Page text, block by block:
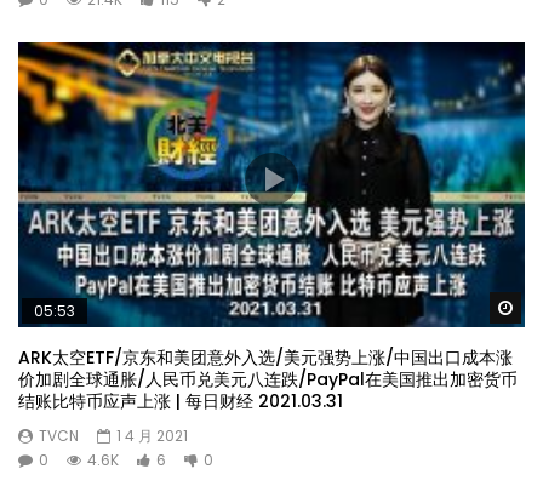
05:53
ARK太空ETF/京东和美团意外入选/美元强势上涨/中国出口成本涨
价加剧全球通胀/人民币兑美元八连跌/PayPal在美国推出加密货币
结账比特币应声上涨 | 每日财经 2021.03.31
TVCN
1 4 月 2021
0
4.6K 6 0